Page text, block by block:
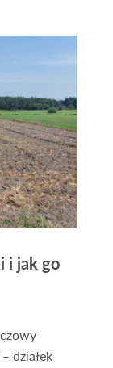
P
z
i jak go
działek